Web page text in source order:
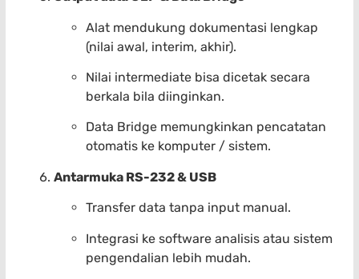
Alat mendukung dokumentasi lengkap
(nilai awal, interim, akhir).
Nilai intermediate bisa dicetak secara
berkala bila diinginkan.
Data Bridge memungkinkan pencatatan
otomatis ke komputer / sistem.
Antarmuka RS-232 & USB
Transfer data tanpa input manual.
Integrasi ke software analisis atau sistem
pengendalian lebih mudah.